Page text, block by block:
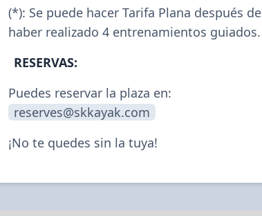
(*): Se puede hacer Tarifa Plana después de
haber realizado 4 entrenamientos guiados.
RESERVAS:
reserves@skkayak.com
¡No te quedes sin la tuya!